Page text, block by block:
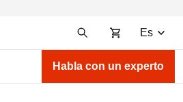
Es
Habla con un experto